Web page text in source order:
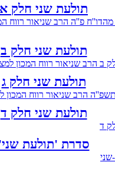
תולעת שני חלק א
תולעת שני חלק ב
תולעת שני חלק ג
תולעת שני חלק ד
סדרת 'תולעת